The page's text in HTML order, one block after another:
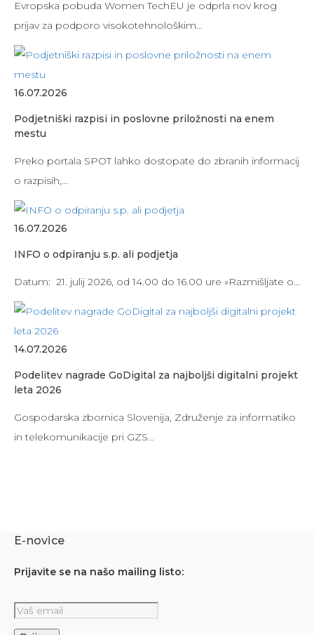
Evropska pobuda Women TechEU je odprla nov krog
prijav za podporo visokotehnološkim…
16.07.2026
Podjetniški razpisi in poslovne priložnosti na enem
mestu
Preko portala SPOT lahko dostopate do zbranih informacij
o razpisih,…
16.07.2026
INFO o odpiranju s.p. ali podjetja
Datum: 21. julij 2026, od 14.00 do 16.00 ure »Razmišljate o…
14.07.2026
Podelitev nagrade GoDigital za najboljši digitalni projekt
leta 2026
Gospodarska zbornica Slovenija, Združenje za informatiko
in telekomunikacije pri GZS…
E-novice
Prijavite se na našo mailing listo: